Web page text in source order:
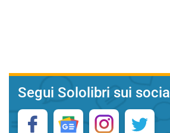
Segui Sololibri sui social